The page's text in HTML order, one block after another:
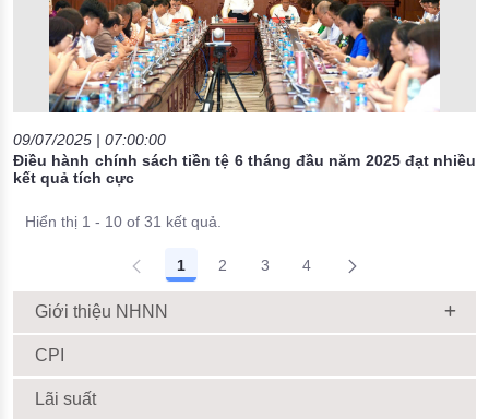
09/07/2025 | 07:00:00
Điều hành chính sách tiền tệ 6 tháng đầu năm 2025 đạt nhiều
kết quả tích cực
Hiển thị 1 - 10 of 31 kết quả.
1 2 3 4
Giới thiệu NHNN
CPI
Lãi suất